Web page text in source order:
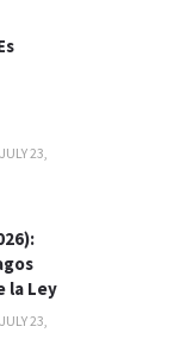
23,
la Ley
23,